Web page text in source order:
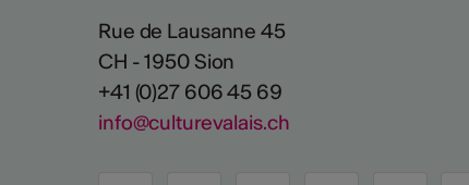
Rue de Lausanne 45
CH - 1950 Sion
+41 (0)27 606 45 69
info@culturevalais.ch